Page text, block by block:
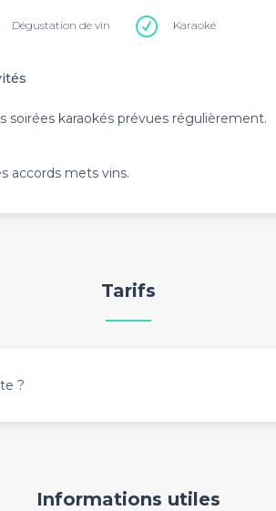
Dégustation de vin Karaoké
soirées karaokés prévues régulièrement.
accords mets vins.
Tarifs
?
Informations utiles